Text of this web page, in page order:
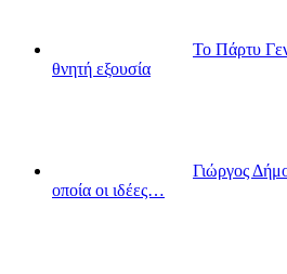
Το Πάρτυ
θνητή εξουσία
Γιώργος
οποία οι ιδέες…